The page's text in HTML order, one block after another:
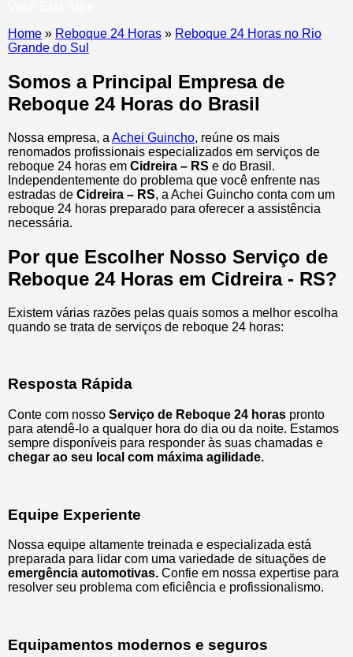
Home » Reboque 24 Horas » Reboque 24 Horas no Rio
Grande do Sul
Somos a Principal Empresa de
Reboque 24 Horas do Brasil
Nossa empresa, a Achei Guincho, reúne os mais
renomados profissionais especializados em serviços de
reboque 24 horas em Cidreira – RS e do Brasil .
Independentemente do problema que você enfrente nas
estradas de Cidreira – RS, a Achei Guincho conta com um
reboque 24 horas preparado para oferecer a assistência
necessária.
Por que Escolher Nosso Serviço de
Reboque 24 Horas em Cidreira - RS?
Existem várias razões pelas quais somos a melhor escolha
quando se trata de serviços de reboque 24 horas:
Resposta Rápida
Conte com nosso Serviço de Reboque 24 horas pronto
para atendê-lo a qualquer hora do dia ou da noite. Estamos
sempre disponíveis para responder às suas chamadas e
chegar ao seu local com máxima agilidade.
Equipe Experiente
Nossa equipe altamente treinada e especializada está
preparada para lidar com uma variedade de situações de
emergência automotivas. Confie em nossa expertise para
resolver seu problema com eficiência e profissionalismo.
Equipamentos modernos e seguros